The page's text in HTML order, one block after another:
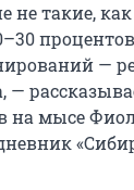
не такие,
—
—
на мысе